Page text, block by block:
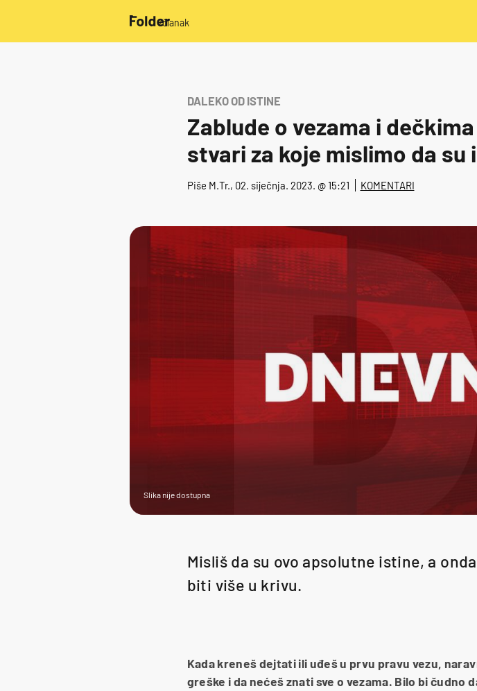
/članak
DALEKO OD ISTINE
Zablude o vezama i
stvari za koje mislimo da su
Piše M.Tr., 02. siječnja. 2023. @ 15:21 KOMENTARI
Slika nije dostupna
Misliš da su ovo apsolutne istine, a
biti više u krivu.
Kada kreneš dejtati ili uđeš u prvu pravu vezu,
greške i da nećeš znati sve o vezama. Bilo bi